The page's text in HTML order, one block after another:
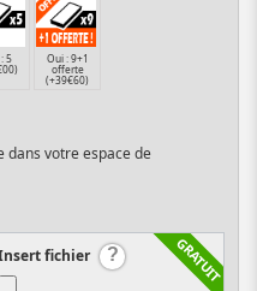
5
Oui : 9+1
offerte
(+39€60)
votre espace de
fichier